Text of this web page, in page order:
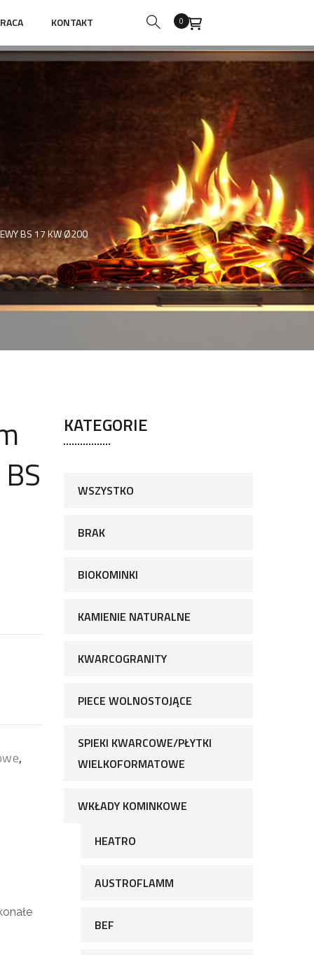
KONTAKT 0
BS 17 KW Ø200
,
KATEGORIE
WSZYSTKO
BRAK
BIOKOMINKI
KAMIENIE NATURALNE
KWARCOGRANITY
PIECE WOLNOSTOJĄCE
SPIEKI KWARCOWE/PŁYTKI
WIELKOFORMATOWE
WKŁADY KOMINKOWE
HEATRO
AUSTROFLAMM
BEF